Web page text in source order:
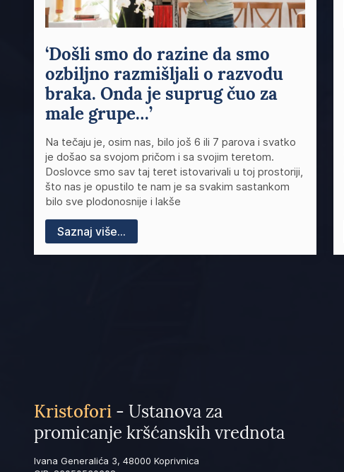
‘Došli smo do razine da smo
ozbiljno razmišljali o razvodu
braka. Onda je suprug čuo za
male grupe…’
Na tečaju je, osim nas, bilo još 6 ili 7 parova i svatko
je došao sa svojom pričom i sa svojim teretom.
Doslovce smo sav taj teret istovarivali u toj prostoriji,
što nas je opustilo te nam je sa svakim sastankom
bilo sve plodonosnije i lakše
Saznaj više...
Kristofori - Ustanova za
promicanje kršćanskih vrednota
Ivana Generalića 3, 48000 Koprivnica